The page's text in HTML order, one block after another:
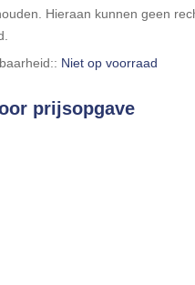
Hieraan kunnen geen
Niet op voorraad
prijsopgave